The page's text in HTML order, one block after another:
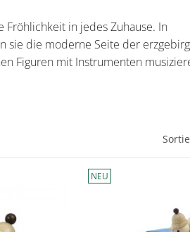
Fröhlichkeit in jedes Zuhause. In
sie die moderne Seite der
Figuren mit Instrumenten
NEU